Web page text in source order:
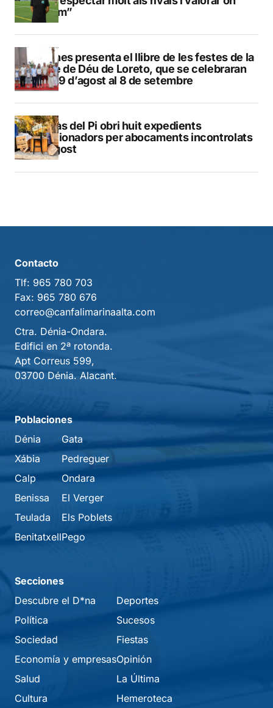
estem”
Duanes presenta el llibre de les festes de la
Mare de Déu de Loreto, que se celebraran
del 29 d’agost al 8 de setembre
L’Alfàs del Pi obri huit expedients
sancionadors per abocaments incontrolats
a l’agost
Contacto
Tlf: 965 780 703
Fax: 965 780 676
correo@canfalimarinaalta.com
Ctra. Dénia-Ondara.
Edifici en 2ª rotonda.
Apt Correus 599,
03700 Dénia. Alacant.
Poblaciones
Dénia
Xábia
Calp
Benissa
Teulada
Benitatxell
Gata
Pedreguer
Ondara
El Verger
Els Poblets
Pego
Secciones
Descubre el D*na
Política
Sociedad
Economía y empresas
Salud
Cultura
Deportes
Sucesos
Fiestas
Opinión
La Última
Hemeroteca